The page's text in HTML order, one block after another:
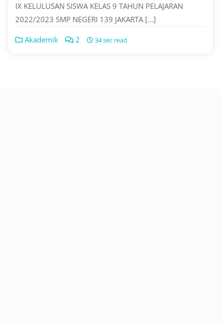
IX KELULUSAN SISWA KELAS 9 TAHUN PELAJARAN
2022/2023 SMP NEGERI 139 JAKARTA […]
Akademik 2 34 sec read